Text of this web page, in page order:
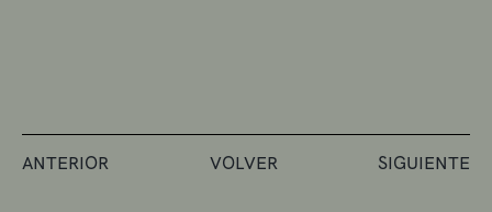
ANTERIOR VOLVER SIGUIENTE